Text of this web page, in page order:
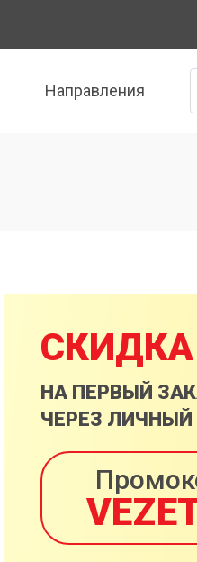
Направления
СКИДКА
НА ПЕРВЫЙ
ЧЕРЕЗ ЛИЧНЫЙ